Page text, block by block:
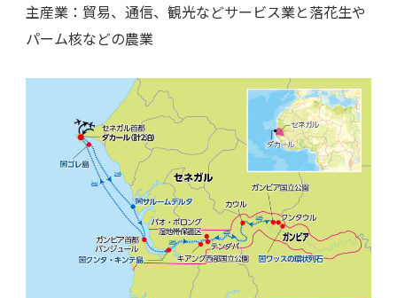
主産業：貿易、通信、観光などサービス業と落花生や
パーム核などの農業